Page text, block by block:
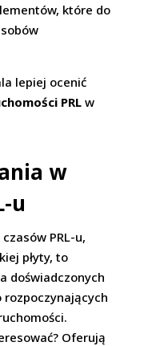
które do
lepiej ocenić
PRL w
w
u
PRL-u,
płyty, to
doświadczonych
Oferują